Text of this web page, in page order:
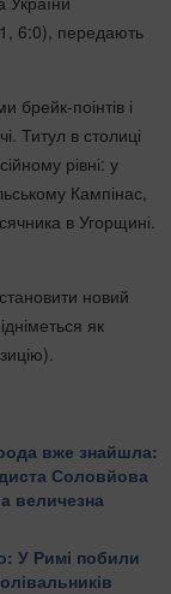
6:0), передають
брейк-поінтів і
Титул в столиці
рівні: у
Кампінас,
в Угорщині.
новий
як
вже знайшла:
Соловйова
величезна
У Римі побили